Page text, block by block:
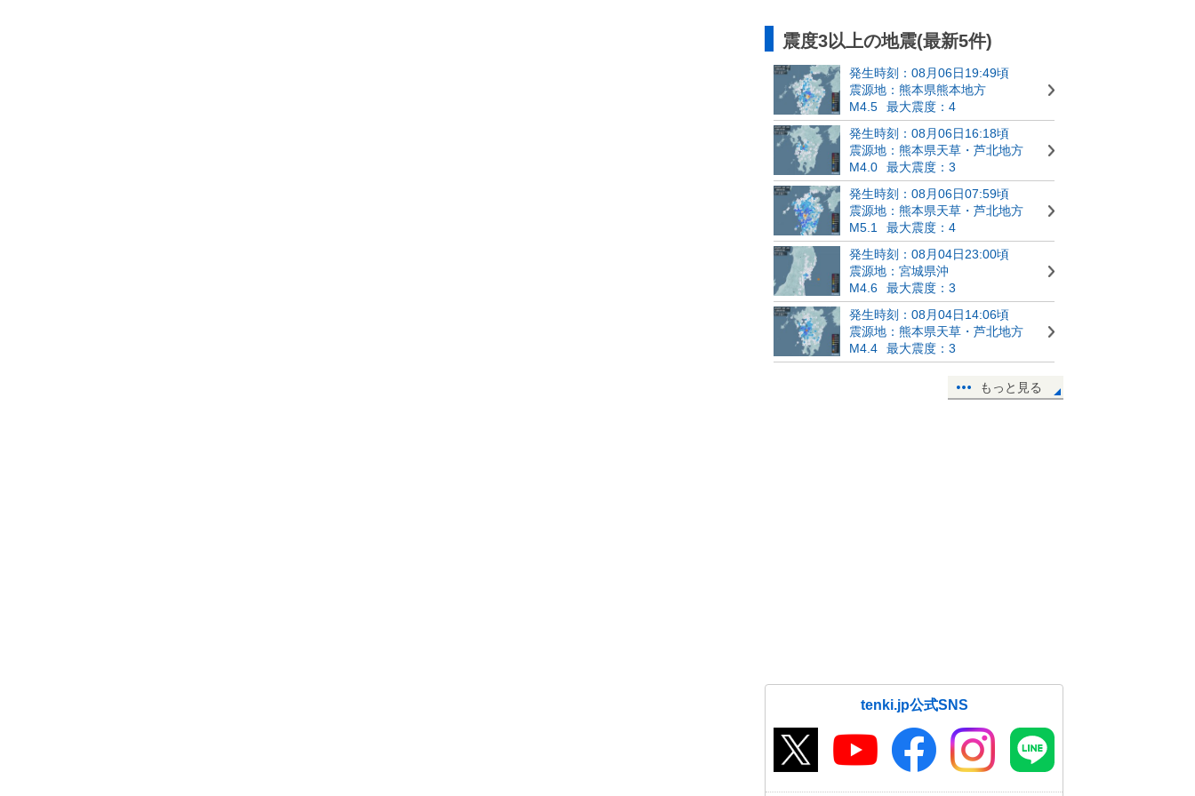
震度3以上の地震(最新5件)
発生時刻：08月06日19:49頃
震源地：熊本県熊本地方
M4.5
最大震度：4
発生時刻：08月06日16:18頃
震源地：熊本県天草・芦北地方
M4.0
最大震度：3
発生時刻：08月06日07:59頃
震源地：熊本県天草・芦北地方
M5.1
最大震度：4
発生時刻：08月04日23:00頃
震源地：宮城県沖
M4.6
最大震度：3
発生時刻：08月04日14:06頃
震源地：熊本県天草・芦北地方
M4.4
最大震度：3
もっと見る
tenki.jp公式SNS